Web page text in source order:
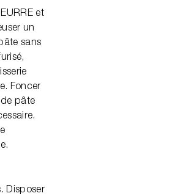
et
un
sans
Foncer
pâte
Disposer